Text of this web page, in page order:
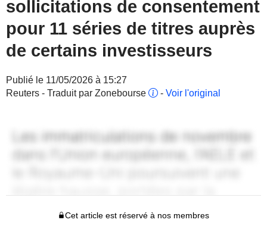
sollicitations de consentement
pour 11 séries de titres auprès
de certains investisseurs
Publié le 11/05/2026 à 15:27
Reuters - Traduit par Zonebourse
- Voir l'original
Cet article est réservé à nos membres